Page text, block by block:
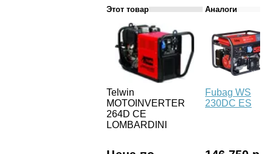
Этот товар Аналоги
Telwin
MOTOINVERTER
264D CE
LOMBARDINI
Fubag WS
230DC ES